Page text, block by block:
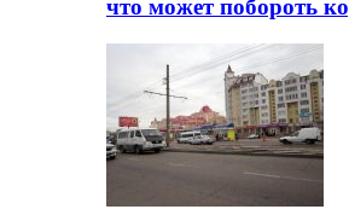
что может побороть